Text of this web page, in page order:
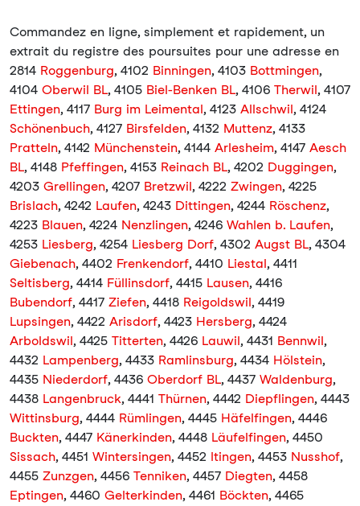
Commandez en ligne, simplement et rapidement, un
extrait du registre des poursuites pour une adresse en
2814 Roggenburg, 4102 Binningen, 4103 Bottmingen,
4104 Oberwil BL, 4105 Biel-Benken BL, 4106 Therwil, 4107
Ettingen, 4117 Burg im Leimental, 4123 Allschwil, 4124
Schönenbuch, 4127 Birsfelden, 4132 Muttenz, 4133
Pratteln, 4142 Münchenstein, 4144 Arlesheim, 4147 Aesch
BL, 4148 Pfeffingen, 4153 Reinach BL, 4202 Duggingen,
4203 Grellingen, 4207 Bretzwil, 4222 Zwingen, 4225
Brislach, 4242 Laufen, 4243 Dittingen, 4244 Röschenz,
4223 Blauen, 4224 Nenzlingen, 4246 Wahlen b. Laufen,
4253 Liesberg, 4254 Liesberg Dorf, 4302 Augst BL, 4304
Giebenach, 4402 Frenkendorf, 4410 Liestal, 4411
Seltisberg, 4414 Füllinsdorf, 4415 Lausen, 4416
Bubendorf, 4417 Ziefen, 4418 Reigoldswil, 4419
Lupsingen, 4422 Arisdorf, 4423 Hersberg, 4424
Arboldswil, 4425 Titterten, 4426 Lauwil, 4431 Bennwil,
4432 Lampenberg, 4433 Ramlinsburg, 4434 Hölstein,
4435 Niederdorf, 4436 Oberdorf BL, 4437 Waldenburg,
4438 Langenbruck, 4441 Thürnen, 4442 Diepflingen, 4443
Wittinsburg, 4444 Rümlingen, 4445 Häfelfingen, 4446
Buckten, 4447 Känerkinden, 4448 Läufelfingen, 4450
Sissach, 4451 Wintersingen, 4452 Itingen, 4453 Nusshof,
4455 Zunzgen, 4456 Tenniken, 4457 Diegten, 4458
Eptingen, 4460 Gelterkinden, 4461 Böckten, 4465